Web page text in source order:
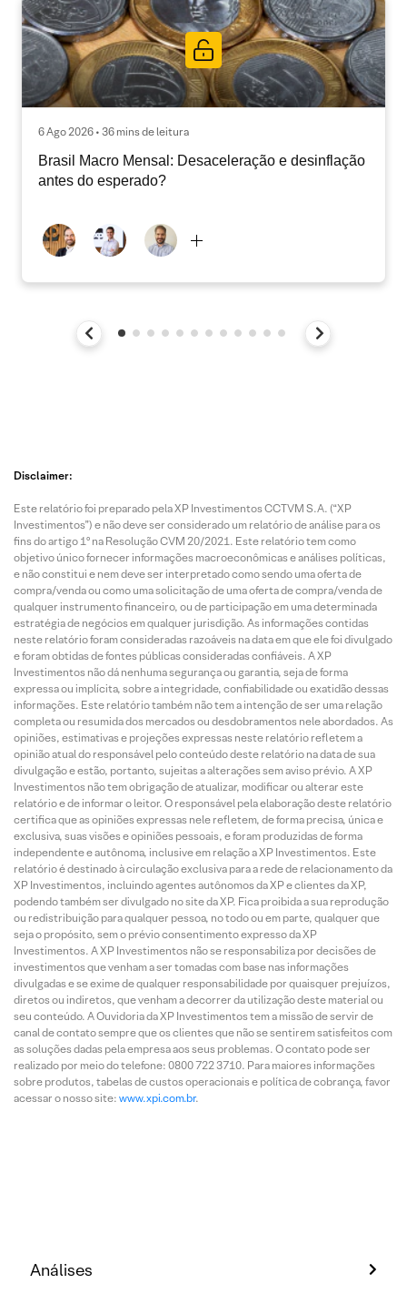
6 Ago 2026 • 36 mins de leitura
Brasil Macro Mensal: Desaceleração e desinflação
antes do esperado?
Disclaimer:
Este relatório foi preparado pela XP Investimentos CCTVM S.A. (“XP
Investimentos”) e não deve ser considerado um relatório de análise para os
fins do artigo 1º na Resolução CVM 20/2021. Este relatório tem como
objetivo único fornecer informações macroeconômicas e análises políticas,
e não constitui e nem deve ser interpretado como sendo uma oferta de
compra/venda ou como uma solicitação de uma oferta de compra/venda de
qualquer instrumento financeiro, ou de participação em uma determinada
estratégia de negócios em qualquer jurisdição. As informações contidas
neste relatório foram consideradas razoáveis na data em que ele foi divulgado
e foram obtidas de fontes públicas consideradas confiáveis. A XP
Investimentos não dá nenhuma segurança ou garantia, seja de forma
expressa ou implícita, sobre a integridade, confiabilidade ou exatidão dessas
informações. Este relatório também não tem a intenção de ser uma relação
completa ou resumida dos mercados ou desdobramentos nele abordados. As
opiniões, estimativas e projeções expressas neste relatório refletem a
opinião atual do responsável pelo conteúdo deste relatório na data de sua
divulgação e estão, portanto, sujeitas a alterações sem aviso prévio. A XP
Investimentos não tem obrigação de atualizar, modificar ou alterar este
relatório e de informar o leitor. O responsável pela elaboração deste relatório
certifica que as opiniões expressas nele refletem, de forma precisa, única e
exclusiva, suas visões e opiniões pessoais, e foram produzidas de forma
independente e autônoma, inclusive em relação a XP Investimentos. Este
relatório é destinado à circulação exclusiva para a rede de relacionamento da
XP Investimentos, incluindo agentes autônomos da XP e clientes da XP,
podendo também ser divulgado no site da XP. Fica proibida a sua reprodução
ou redistribuição para qualquer pessoa, no todo ou em parte, qualquer que
seja o propósito, sem o prévio consentimento expresso da XP
Investimentos. A XP Investimentos não se responsabiliza por decisões de
investimentos que venham a ser tomadas com base nas informações
divulgadas e se exime de qualquer responsabilidade por quaisquer prejuízos,
diretos ou indiretos, que venham a decorrer da utilização deste material ou
seu conteúdo. A Ouvidoria da XP Investimentos tem a missão de servir de
canal de contato sempre que os clientes que não se sentirem satisfeitos com
as soluções dadas pela empresa aos seus problemas. O contato pode ser
realizado por meio do telefone: 0800 722 3710. Para maiores informações
sobre produtos, tabelas de custos operacionais e política de cobrança, favor
acessar o nosso site: www.xpi.com.br.
Análises